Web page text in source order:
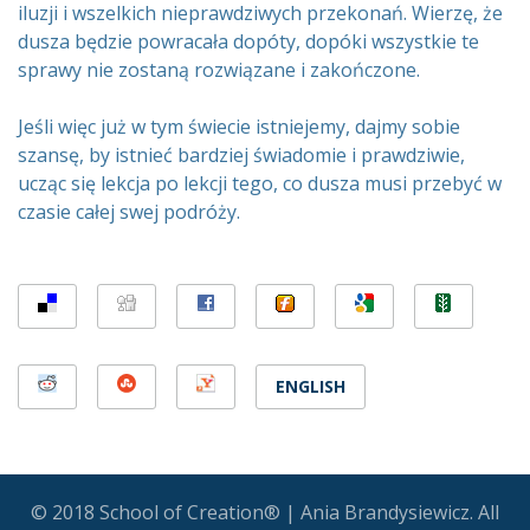
iluzji i wszelkich nieprawdziwych przekonań. Wierzę, że
dusza będzie powracała dopóty, dopóki wszystkie te
sprawy nie zostaną rozwiązane i zakończone.
Jeśli więc już w tym świecie istniejemy, dajmy sobie
szansę, by istnieć bardziej świadomie i prawdziwie,
ucząc się lekcja po lekcji tego, co dusza musi przebyć w
czasie całej swej podróży.
ENGLISH
© 2018 School of Creation® | Ania Brandysiewicz. All